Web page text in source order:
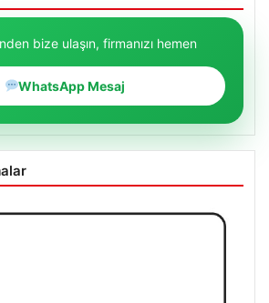
bize ulaşın, firmanızı hemen
WhatsApp Mesaj